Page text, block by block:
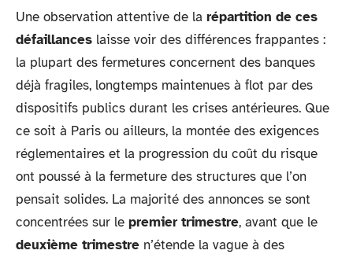
Une observation attentive de la répartition de ces
défaillances laisse voir des différences frappantes :
la plupart des fermetures concernent des banques
déjà fragiles, longtemps maintenues à flot par des
dispositifs publics durant les crises antérieures. Que
ce soit à Paris ou ailleurs, la montée des exigences
réglementaires et la progression du coût du risque
ont poussé à la fermeture des structures que l’on
pensait solides. La majorité des annonces se sont
concentrées sur le premier trimestre, avant que le
deuxième trimestre n’étende la vague à des